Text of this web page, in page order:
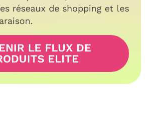
réseaux de shopping et les
LE FLUX DE
ELITE